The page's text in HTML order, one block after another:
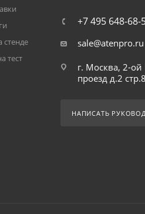
стенде
тест
+7 495 648-68-
sale@atenpro.ru
г. Москва, 2-ой
проезд д.2 стр.8
НАПИСАТЬ